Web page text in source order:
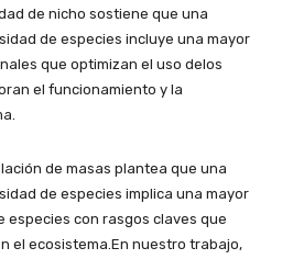
de nicho sostiene que una
de especies incluye una mayor
que optimizan el uso delos
el funcionamiento y la
de masas plantea que una
de especies implica una mayor
especies con rasgos claves que
el ecosistema.En nuestro trabajo,